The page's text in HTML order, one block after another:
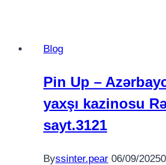
(2)
Blog
Pin Up –
yaxşı kazinosu
sayt.3121
Byssinter.pear 06/09/2025